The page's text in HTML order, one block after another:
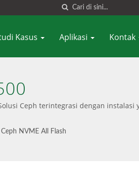
Kasus Aplikasi Kontak
Ceph terintegrasi dengan instalasi
konsultasi Ceph, layanan
turnkey.
NVME All Flash